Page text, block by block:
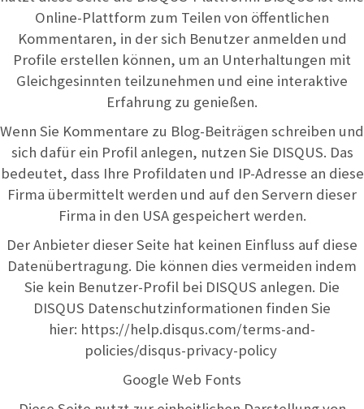
Online-Plattform zum Teilen von öffentlichen
Kommentaren, in der sich Benutzer anmelden und
Profile erstellen können, um an Unterhaltungen mit
Gleichgesinnten teilzunehmen und eine interaktive
Erfahrung zu genießen.
Wenn Sie Kommentare zu Blog-Beiträgen schreiben und
sich dafür ein Profil anlegen, nutzen Sie DISQUS. Das
bedeutet, dass Ihre Profildaten und IP-Adresse an diese
Firma übermittelt werden und auf den Servern dieser
Firma in den USA gespeichert werden.
Der Anbieter dieser Seite hat keinen Einfluss auf diese
Datenübertragung. Die können dies vermeiden indem
Sie kein Benutzer-Profil bei DISQUS anlegen. Die
DISQUS Datenschutzinformationen finden Sie
hier: https://help.disqus.com/terms-and-
policies/disqus-privacy-policy
Google Web Fonts